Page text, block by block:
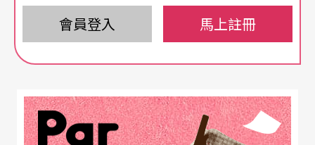
至於是否能像勒胡的小說，從塵封的二手書店重回
暢銷排行榜，還待觀察。
儘管洛伊‧韋伯信誓旦旦說這回將是絕地大反攻，
但倫敦的樂評還是褒貶不一。柯林斯與狄更斯私交
會員登入 馬上註冊